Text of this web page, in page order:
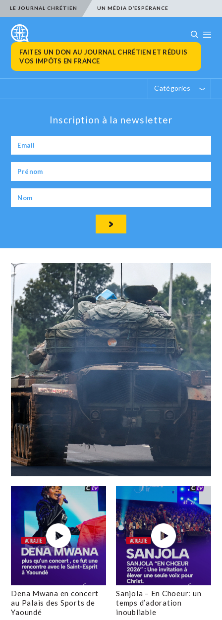
LE JOURNAL CHRÉTIEN UN MÉDIA D’ESPÉRANCE
FAITES UN DON AU JOURNAL CHRÉTIEN ET RÉDUIS
VOS IMPÔTS EN FRANCE
Catégories
Inscription à la newsletter
Dena Mwana en concert
au Palais des Sports de
Yaoundé
Sanjola – En Choeur: un
temps d’adoration
inoubliable